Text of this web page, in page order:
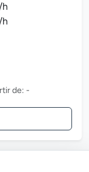
de: -